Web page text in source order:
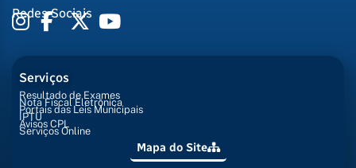
Redes Sociais
Serviços
Resultado de Exames
Nota Fiscal Eletrônica
Portais das Leis Municipais
IPTU
Avisos CPL
Serviços Online
Mapa do Site